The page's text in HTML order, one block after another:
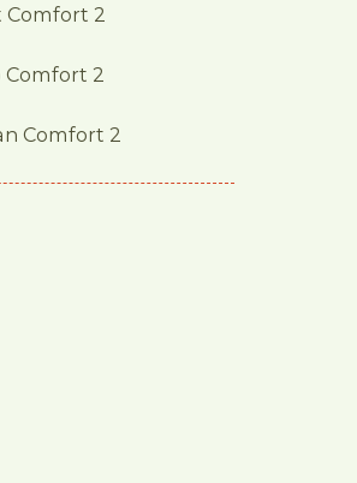
Comfort 2
Comfort 2
Comfort 2